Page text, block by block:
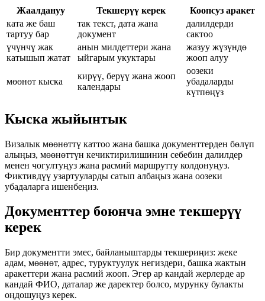
Жаалдануу Текшерүү керек
Коопсуз аракет
ката же баш
тартуу бар
так текст, дата жана
документ
далилдерди
сактоо
үчүнчү жак
катышып жатат
анын милдеттери жана
ыйгарым укуктары
жазуу жүзүндө
жооп алуу
мөөнөт кыска
кирүү, берүү жана жооп
календары
оозеки
убадаларды
күтпөңүз
Кыска жыйынтык
Визалык мөөнөттү каттоо жана башка документтерден бөлүп
алыңыз, мөөнөттүн кечиктирилишинин себебин далилдер
менен чогултуңуз жана расмий маршрутту колдонуңуз.
Фиктивдүү узартууларды сатып албаңыз жана оозеки
убадаларга ишенбеңиз.
Документтер боюнча эмне текшерүү
керек
Бир документти эмес, байланыштарды текшериңиз: жеке
адам, мөөнөт, адрес, туруктуулук негиздери, башка жактын
аракеттери жана расмий жооп. Эгер ар кандай жерлерде ар
кандай ФИО, даталар же даректер болсо, мурунку булакты
оңдошуңуз керек.